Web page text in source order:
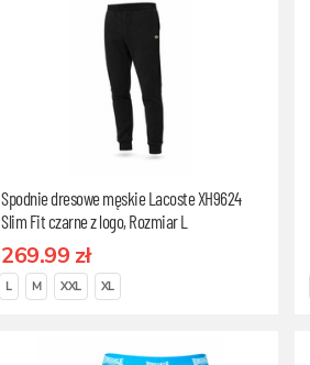
Spodnie dresowe męskie Lacoste XH9624
Slim Fit czarne z logo, Rozmiar L
269.99 zł
L M XXL XL